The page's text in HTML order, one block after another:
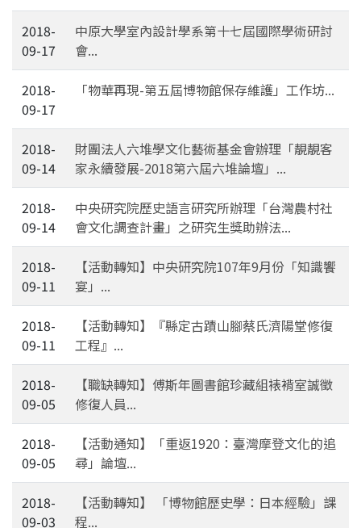
2018-
09-17
中原大學室內設計學系第十七屆國際學術研討
會...
2018-
09-17
「物華再現-第五屆博物館保存維護」工作坊...
2018-
09-14
財團法人六堆學文化藝術基金會辦理「靚靚客
家永續發展-2018第六屆六堆論壇」...
2018-
09-14
中央研究院歷史語言研究所辦理「台灣農村社
會文化調查計畫」之研究生獎助辦法...
2018-
09-11
【活動轉知】中央研究院107年9月份「知識饗
宴」...
2018-
09-11
【活動轉知】『縣定古蹟山腳蔡氏濟陽堂修復
工程』...
2018-
09-05
【職缺轉知】傅斯年圖書館珍藏組裱褙室誠徵
修復人員...
2018-
09-05
【活動通知】「重返1920：臺灣摩登文化的追
尋」論壇...
2018-
09-03
【活動轉知】 「博物館歷史學：日本經驗」課
程...